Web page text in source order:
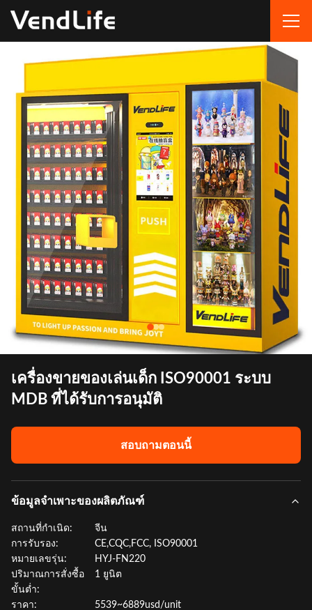
เครื่องขายของเล่นเด็ก ISO90001 ระบบ
MDB ที่ได้รับการอนุมัติ
สอบถามตอนนี้
ข้อมูลจำเพาะของผลิตภัณฑ์
สถานที่กำเนิด:
จีน
การรับรอง:
CE,CQC,FCC, ISO90001
หมายเลขรุ่น:
HYJ-FN220
ปริมาณการสั่งซื้อ
ขั้นต่ำ:
1 ยูนิต
ราคา:
5539~6889usd/unit